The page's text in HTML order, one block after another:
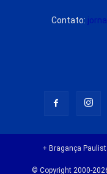
Contato:
+ Bragança
© Copyright 2000-